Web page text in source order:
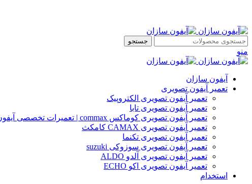
جستجو
منو
آیفون سازان
تعمیر آیفون تصویری
تعمیر آیفون تصویری الکتروپیک
تعمیر آیفون تصویری تابا
تعمیر آیفون تصویری کوماکس commax | تعمیرات تخصصی آیفون
تعمیر آیفون تصویری CAMAX کامکث
تعمیر آیفون تصویری تکنما
تعمیر آیفون تصویری سوزوکی suzuki
تعمیر آیفون تصویری آلدو ALDO
تعمیر آیفون تصویری اکو ECHO
استخدام